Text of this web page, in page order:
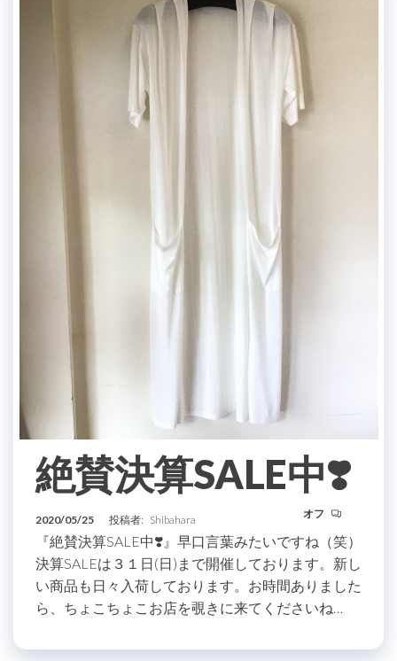
絶賛決算SALE中❣️
2020/05/25 投稿者: Shibahara オフ
『絶賛決算SALE中❣️』早口言葉みたいですね（笑）
決算SALEは３１日(日)まで開催しております。新し
い商品も日々入荷しております。お時間ありました
ら、ちょこちょこお店を覗きに来てくださいね…